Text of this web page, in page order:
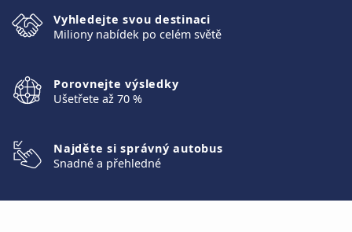
Vyhledejte svou destinaci
Miliony nabídek po celém světě
Porovnejte výsledky
Ušetřete až 70 %
Najděte si správný autobus
Snadné a přehledné